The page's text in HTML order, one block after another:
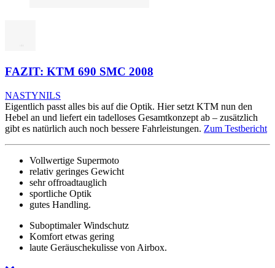
FAZIT: KTM 690 SMC 2008
NASTYNILS
Eigentlich passt alles bis auf die Optik. Hier setzt KTM nun den
Hebel an und liefert ein tadelloses Gesamtkonzept ab – zusätzlich
gibt es natürlich auch noch bessere Fahrleistungen. Zum Testbericht
Vollwertige Supermoto
relativ geringes Gewicht
sehr offroadtauglich
sportliche Optik
gutes Handling.
Suboptimaler Windschutz
Komfort etwas gering
laute Geräuschekulisse von Airbox.